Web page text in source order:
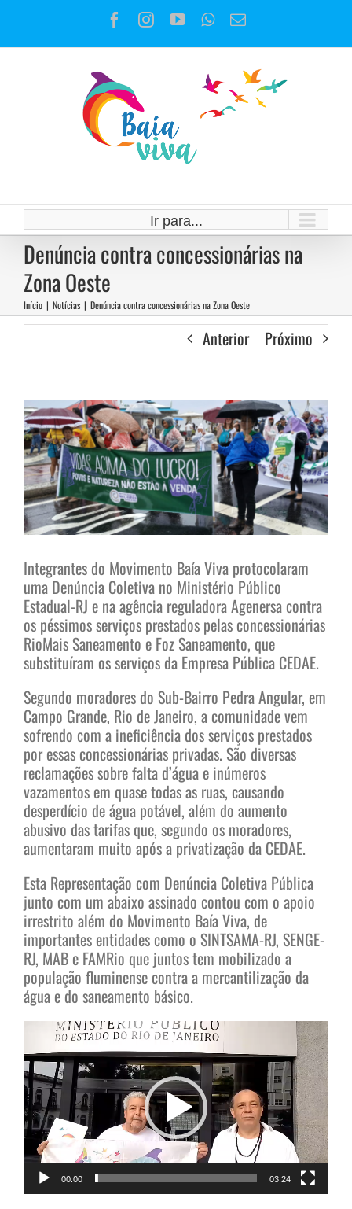
o
Facebook
Instagram
YouTubeWhatsApp
E-
Ir para...
Denúncia contra concessionárias na
Zona Oeste
Início | Notícias | Denúncia contra concessionárias na Zona Oeste
Anterior Próximo
View
Larger
Image
Integrantes do Movimento Baía Viva protocolaram
uma Denúncia Coletiva no Ministério Público
Estadual-RJ e na agência reguladora Agenersa contra
os péssimos serviços prestados pelas concessionárias
RioMais Saneamento e Foz Saneamento, que
substituíram os serviços da Empresa Pública CEDAE.
Segundo moradores do Sub-Bairro Pedra Angular, em
Campo Grande, Rio de Janeiro, a comunidade vem
sofrendo com a ineficiência dos serviços prestados
por essas concessionárias privadas. São diversas
reclamações sobre falta d’água e inúmeros
vazamentos em quase todas as ruas, causando
desperdício de água potável, além do aumento
abusivo das tarifas que, segundo os moradores,
aumentaram muito após a privatização da CEDAE.
Esta Representação com Denúncia Coletiva Pública
junto com um abaixo assinado contou com o apoio
irrestrito além do Movimento Baía Viva, de
importantes entidades como o SINTSAMA-RJ, SENGE-
RJ, MAB e FAMRio que juntos tem mobilizado a
população fluminense contra a mercantilização da
água e do saneamento básico.
Tocador
de
vídeo
00:00 03:24